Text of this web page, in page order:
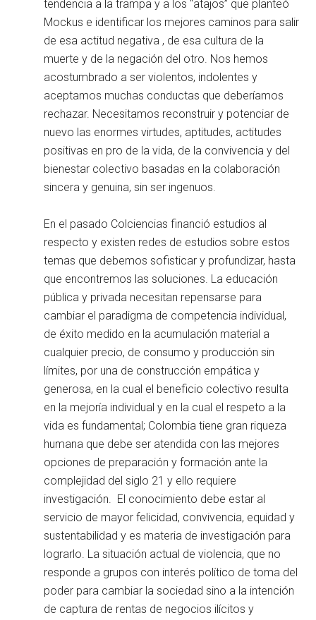
tendencia a la trampa y a los “atajos” que planteó
Mockus e identificar los mejores caminos para salir
de esa actitud negativa , de esa cultura de la
muerte y de la negación del otro. Nos hemos
acostumbrado a ser violentos, indolentes y
aceptamos muchas conductas que deberíamos
rechazar. Necesitamos reconstruir y potenciar de
nuevo las enormes virtudes, aptitudes, actitudes
positivas en pro de la vida, de la convivencia y del
bienestar colectivo basadas en la colaboración
sincera y genuina, sin ser ingenuos.
En el pasado Colciencias financió estudios al
respecto y existen redes de estudios sobre estos
temas que debemos sofisticar y profundizar, hasta
que encontremos las soluciones. La educación
pública y privada necesitan repensarse para
cambiar el paradigma de competencia individual,
de éxito medido en la acumulación material a
cualquier precio, de consumo y producción sin
límites, por una de construcción empática y
generosa, en la cual el beneficio colectivo resulta
en la mejoría individual y en la cual el respeto a la
vida es fundamental; Colombia tiene gran riqueza
humana que debe ser atendida con las mejores
opciones de preparación y formación ante la
complejidad del siglo 21 y ello requiere
investigación. El conocimiento debe estar al
servicio de mayor felicidad, convivencia, equidad y
sustentabilidad y es materia de investigación para
lograrlo. La situación actual de violencia, que no
responde a grupos con interés político de toma del
poder para cambiar la sociedad sino a la intención
de captura de rentas de negocios ilícitos y